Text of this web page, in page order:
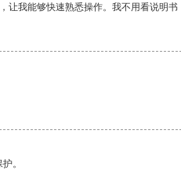
我能够快速熟悉操作。我不用看说明书
。